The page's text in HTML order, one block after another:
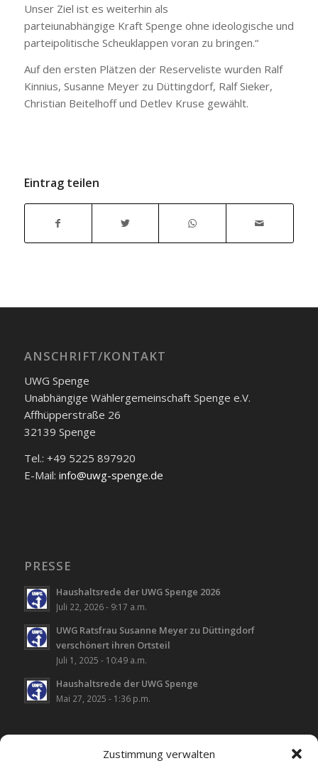
Zustimmung verwalten
Unser Ziel ist es weiterhin als
parteiunabhängige Kraft Spenge ohne ideologische und
parteipolitische Scheuklappen voran zu bringen.“
Auf den ersten Plätzen der Reserveliste wurden Ralf
Kinnius, Susanne Meyer zu Düttingdorf, Ralf Sieker,
Christian Beitelhoff und Detlev Kruse gewählt.
Eintrag teilen
ANSCHRIFT/KONTAKT
UWG Spenge
Unabhängige Wählergemeinschaft Spenge e.V.
Affhüpperstraße 26
32139 Spenge
Tel.: +49 5225 897920
E-Mail: info@uwg-spenge.de
PRESSE
Haushaltsrede der UWG Spenge 2026
Juli 22, 2026 - 9:17 a.m.
UWG Ratsfrau Susanne Meyer zu Düttingdorf
verschönert ihren Ortsteil
Juli 1, 2025 - 10:49 a.m.
Haushaltsrede der UWG Spenge
Mai 27, 2025 - 1:36 p.m.